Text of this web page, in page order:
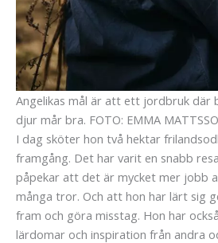
Angelikas mål är att ett jordbruk där
djur mår bra. FOTO: EMMA
I dag sköter hon två hektar
framgång. Det har varit en snabb
påpekar att det är mycket mer jobb
många tror. Och att hon har lärt sig
fram och göra misstag. Hon har
lärdomar och inspiration från andra